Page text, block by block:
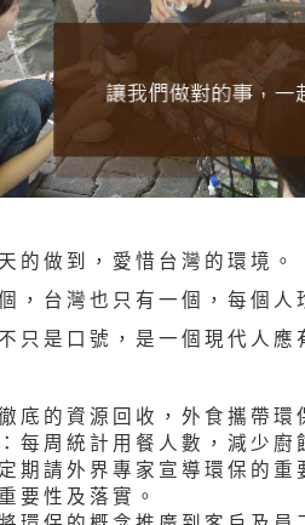
的做到，愛惜台灣的環境。
，台灣也只有一個，每個人
只是口號，是一個現代人應
底的資源回收，外食攜帶環
每周統計用餐人數，減少廚
期請外界專家宣導環保的
要性及落實。